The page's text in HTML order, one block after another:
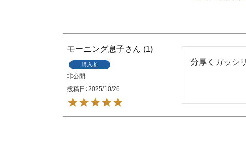
モーニング息子 1
購入者
非公開
投稿日 2025/10/26
分厚くガッシ